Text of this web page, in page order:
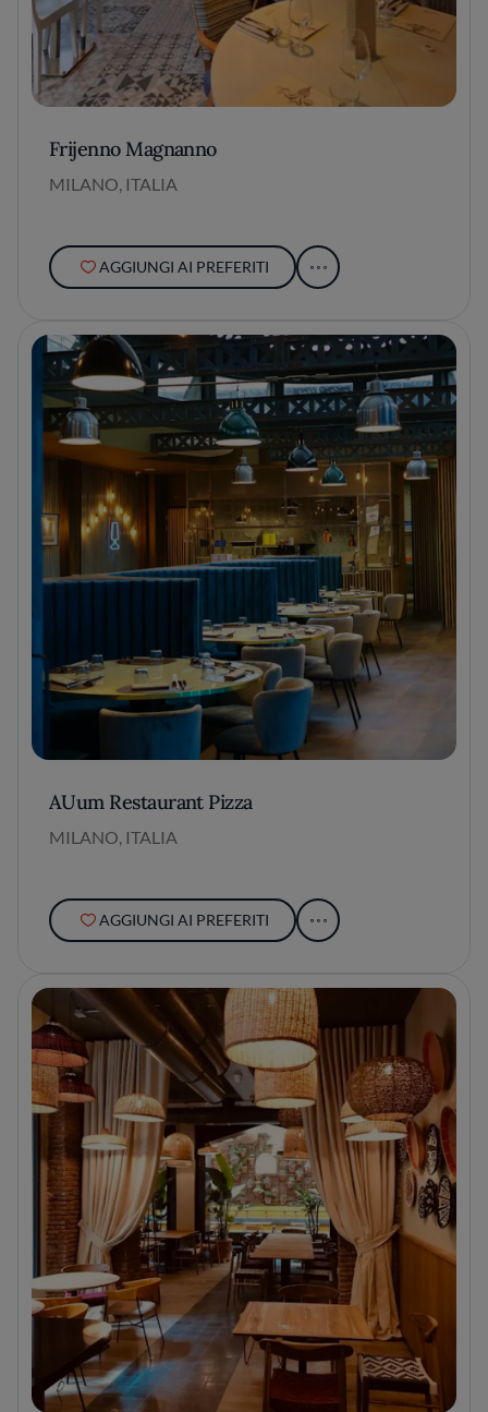
Frijenno Magnanno
MILANO, ITALIA
AGGIUNGI AI PREFERITI
AUum Restaurant Pizza
MILANO, ITALIA
AGGIUNGI AI PREFERITI